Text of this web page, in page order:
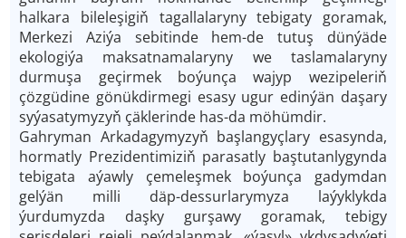
halkara bileleşigiň tagallalaryny tebigaty goramak,
Merkezi Aziýa sebitinde hem-de tutuş dünýäde
ekologiýa maksatnamalaryny we taslamalaryny
durmuşa geçirmek boýunça wajyp wezipeleriň
çözgüdine gönükdirmegi esasy ugur edinýän daşary
syýasatymyzyň çäklerinde has-da möhümdir.
Gahryman Arkadagymyzyň başlangyçlary esasynda,
hormatly Prezidentimiziň parasatly baştutanlygynda
tebigata aýawly çemeleşmek boýunça gadymdan
gelýän milli däp-dessurlarymyza laýyklykda
ýurdumyzda daşky gurşawy goramak, tebigy